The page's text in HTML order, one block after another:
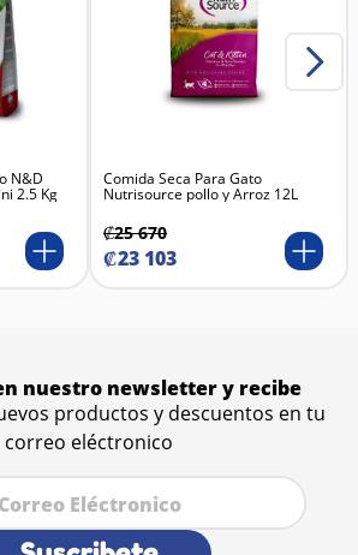
N&D
2.5 Kg
Comida Seca Para Gato
Nutrisource pollo y Arroz 12L
₡25 670
₡23103
nuestro newsletter y recibe
productos y descuentos en tu
correo eléctronico